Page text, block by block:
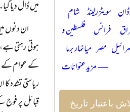
میں ڈال دیا گیا۔
کے عوام کے
ریاستی تشدد
قبائل پر
سویٹزرلینڈ شام
فرانس فلسطین و
مصر میانمار برما
— مزید عنوانات
باعتبار تاریخ